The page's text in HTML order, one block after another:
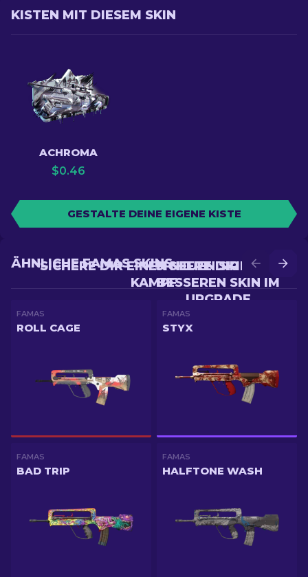
KISTEN MIT DIESEM SKIN
ACHROMA
$0.46
GESTALTE DEINE EIGENE KISTE
SICHERE DIR EINEN
BESSEREN SKIN IM
UPGRADE
SICHERE DIR EINEN NEUEN SKIN IM
KAMPF
ÄHNLICHE FAMAS SKINS
FAMAS
ROLL CAGE
FAMAS
STYX
FAMAS
BAD TRIP
FAMAS
HALFTONE WASH